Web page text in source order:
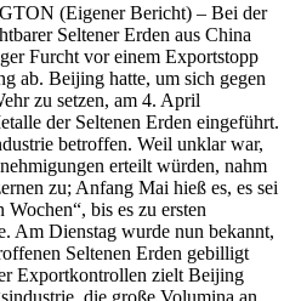
(Eigener Bericht) – Bei der
Seltener Erden aus China
Furcht vor einem Exportstopp
ab. Beijing hatte, um sich gegen
zu setzen, am 4. April
der Seltenen Erden eingeführt.
betroffen. Weil unklar war,
erteilt würden, nahm
zu; Anfang Mai hieß es, es sei
bis es zu ersten
Am Dienstag wurde nun bekannt,
Seltenen Erden gebilligt
Exportkontrollen zielt Beijing
die große Volumina an